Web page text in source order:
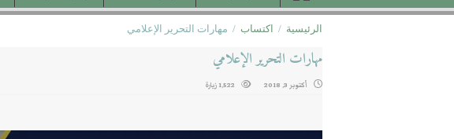
الرئيسية / اكتساب / مهارات التحرير الإعلامي
مهارات التحرير الإعلامي
أكتوبر 3, 2018 1,522 زيارة